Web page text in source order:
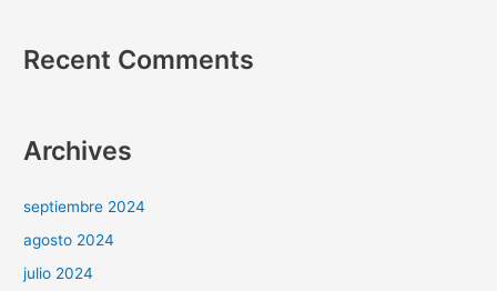
Recent Comments
Archives
septiembre 2024
agosto 2024
julio 2024